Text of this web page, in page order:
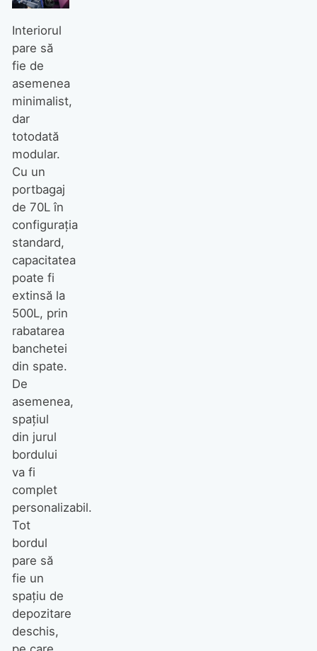
Interiorul
pare să
fie de
asemenea
minimalist,
dar
totodată
modular.
Cu un
portbagaj
de 70L în
configurația
standard,
capacitatea
poate fi
extinsă la
500L, prin
rabatarea
banchetei
din spate.
De
asemenea,
spațiul
din jurul
bordului
va fi
complet
personalizabil.
Tot
bordul
pare să
fie un
spațiu de
depozitare
deschis,